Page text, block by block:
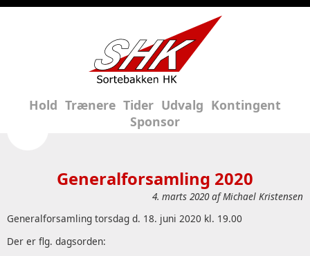
Hold Trænere Tider Udvalg Kontingent
Sponsor
Generalforsamling 2020
4. marts 2020 afMichael Kristensen
Generalforsamling torsdag d. 18. juni 2020 kl. 19.00
Der er flg. dagsorden: